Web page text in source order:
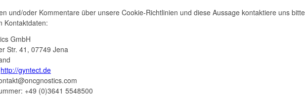
und/oder Kommentare über unsere Cookie-Richtlinien und diese Aussage kontaktiere uns
Kontaktdaten:
GmbH
Str. 41, 07749 Jena
http://gyntect.de
oncgnostics.com
+49 (0)3641 5548500